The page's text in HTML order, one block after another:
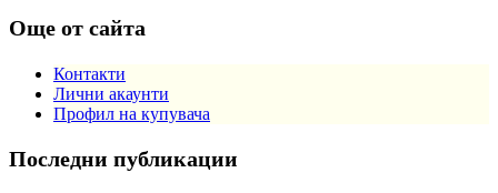
Още от сайта
Контакти
Лични акаунти
Профил на купувача
Последни публикации